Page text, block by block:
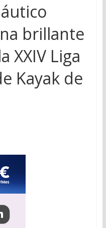
brillante
XXIV Liga
Kayak de